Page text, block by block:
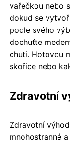
vařečkou nebo
dokud se
podle svého
dochuťte
chuti. Hotovou
skořice nebo
Zdravotní
Zdravotní
mnohostranné